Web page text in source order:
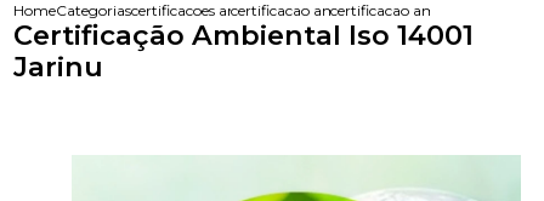
HomeCategoriascertificacoes ambientaiscertificacao ambiental e consultoria
certificacao ambiental iso
Certificação Ambiental Iso 14001
Jarinu